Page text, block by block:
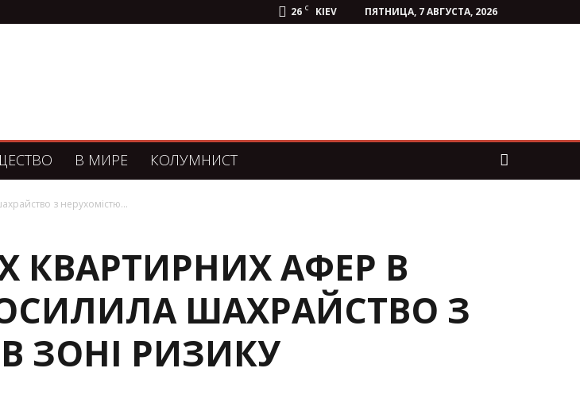
26 C KIEV ПЯТНИЦА, 7 АВГУСТА, 2026
В МИРЕ КОЛУМНИСТ
з нерухомістю...
АФЕР В
ШАХРАЙСТВО З
ЗОНІ РИЗИКУ